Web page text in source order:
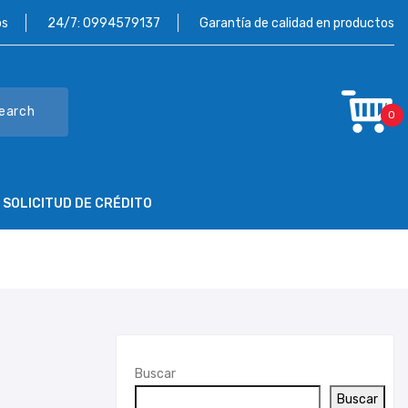
24/7: 0994579137 Garantía de calidad en productos
0
SOLICITUD DE CRÉDITO
Buscar
Buscar